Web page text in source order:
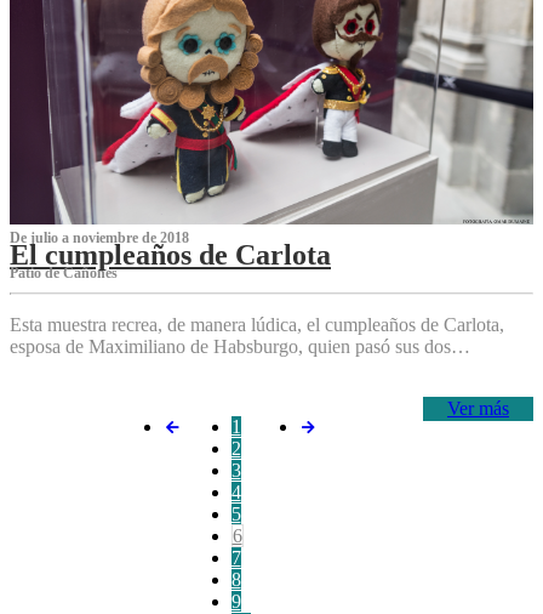
De julio a noviembre de 2018
El cumpleaños de Carlota
Patio de Cañones
Esta muestra recrea, de manera lúdica, el cumpleaños de Carlota,
esposa de Maximiliano de Habsburgo, quien pasó sus dos…
Ver más
1
2
3
4
5
6
7
8
9